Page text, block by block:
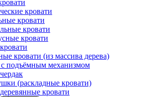
кровати
кровати
кровати
кровати
кровати (из массива дерева)
подъёмным механизмом
(раскладные кровати)
кровати